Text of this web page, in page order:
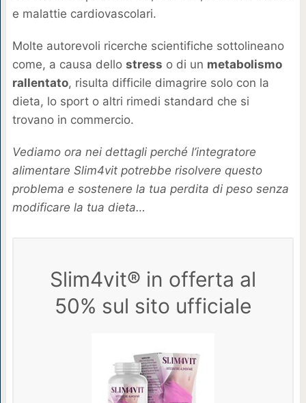
e malattie cardiovascolari.
Molte autorevoli ricerche scientifiche sottolineano
come, a causa dello stress o di un metabolismo
rallentato, risulta difficile dimagrire solo con la
dieta, lo sport o altri rimedi standard che si
trovano in commercio.
Vediamo ora nei dettagli perché l’integratore
alimentare Slim4vit potrebbe risolvere questo
problema e sostenere la tua perdita di peso senza
modificare la tua dieta…
Slim4vit® in offerta al
50% sul sito ufficiale